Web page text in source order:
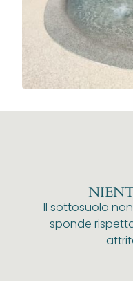
Il sottosuolo
sponde